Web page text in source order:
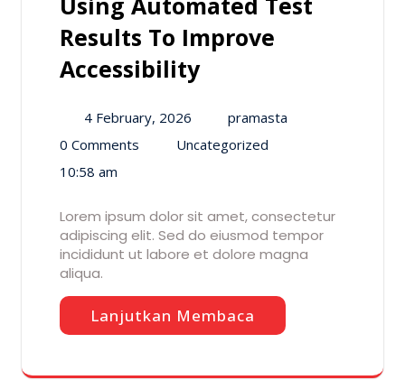
Results To Improve
Accessibility
4 February, 2026
pramasta
0 Comments
Uncategorized
10:58 am
Lorem ipsum dolor sit amet, consectetur
adipiscing elit. Sed do eiusmod tempor
incididunt ut labore et dolore magna
aliqua.
Lanjutkan Membaca